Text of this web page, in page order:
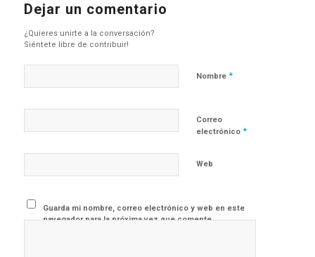
Dejar un comentario
¿Quieres unirte a la conversación?
Siéntete libre de contribuir!
Nombre *
Correo
electrónico *
Web
Guarda mi nombre, correo electrónico y web en este
navegador para la próxima vez que comente.